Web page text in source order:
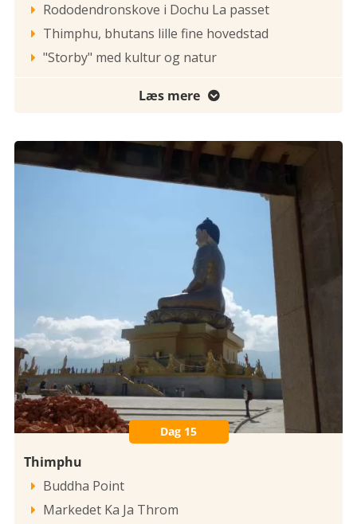
 Rododendronskove i Dochu La passet
 Thimphu, bhutans lille fine hovedstad
 "Storby" med kultur og natur
Læs mere 
Dag 15
Thimphu
 Buddha Point
 Markedet Ka Ja Throm